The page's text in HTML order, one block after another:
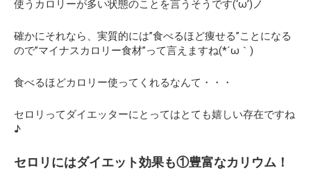
使うカロリーが多い状態のことを言うそうです(‘ω’)ノ
確かにそれなら、実質的には”食べるほど痩せる”ことになる
ので”マイナスカロリー食材”って言えますね(*´ω｀)
食べるほどカロリー使ってくれるなんて・・・
セロリってダイエッターにとってはとても嬉しい存在ですね
♪
セロリにはダイエット効果も①豊富なカリウム！